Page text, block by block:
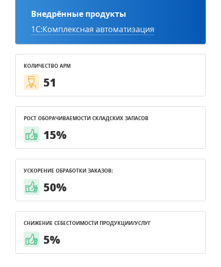
КОЛИЧЕСТВО АРМ
51
РОСТ ОБОРАЧИВАЕМОСТИ СКЛАДСКИХ ЗАПАСОВ
15%
УСКОРЕНИЕ ОБРАБОТКИ ЗАКАЗОВ:
50%
СНИЖЕНИЕ СЕБЕСТОИМОСТИ ПРОДУКЦИИ/УСЛУГ
5%
Внедрённые продукты
1С:Комплексная автоматизация